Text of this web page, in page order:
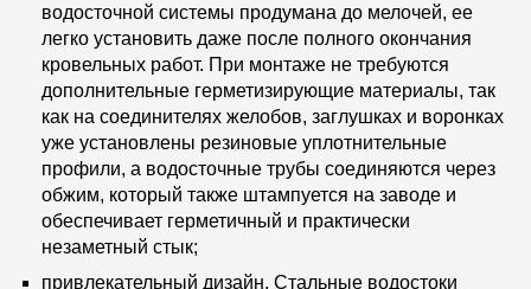
водосточной системы продумана до мелочей, ее
легко установить даже после полного окончания
кровельных работ. При монтаже не требуются
дополнительные герметизирующие материалы, так
как на соединителях желобов, заглушках и воронках
уже установлены резиновые уплотнительные
профили, а водосточные трубы соединяются через
обжим, который также штампуется на заводе и
обеспечивает герметичный и практически
незаметный стык;
привлекательный дизайн. Стальные водостоки